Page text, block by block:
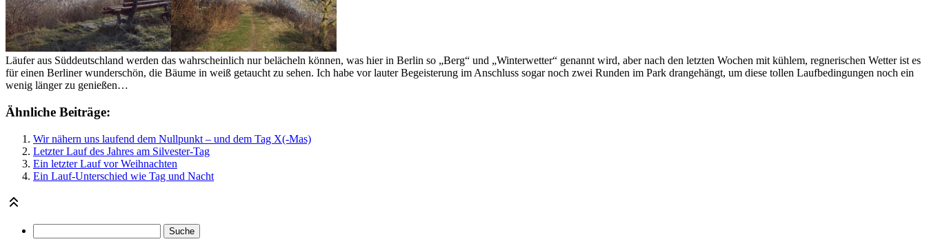
Läufer aus Süddeutschland werden das wahrscheinlich nur belächeln können, was hier in Berlin so „Berg“ und „Winterwetter“ genannt wird, aber nach den letzten Wochen mit kühlem, regnerischen Wetter ist es
für einen Berliner wunderschön, die Bäume in weiß getaucht zu sehen. Ich habe vor lauter Begeisterung im Anschluss sogar noch zwei Runden im Park drangehängt, um diese tollen Laufbedingungen noch ein
wenig länger zu genießen…
Ähnliche Beiträge:
Wir nähern uns laufend dem Nullpunkt – und dem Tag X(-Mas)
Letzter Lauf des Jahres am Silvester-Tag
Ein letzter Lauf vor Weihnachten
Ein Lauf-Unterschied wie Tag und Nacht